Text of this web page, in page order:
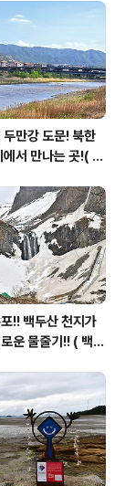
만강 도문! 북한
서 만나는 곳!( 백
!! 백두산 천지가
운 물줄기!! ( 백두